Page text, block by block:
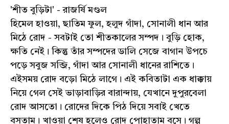
'শীত বুড়িটা' - রাজর্ষি মণ্ডল
হিমেল হাওয়া, ছাতিম ফুল, হলুদ গাঁদা, সোনালী ধান আর
মিঠে রোদ - সবটাই তো শীতকালের সম্পদ। বুড়ি হোক,
ক্ষতি নেই। কিন্তু তাঁর সম্পদের ডালি সেজে বাগান উপচে
পড়ে সবুজ সব্জি, গাঁদা আর সোনালী ধানের রাশিতে।
এইসময় রোদ বড়ো মিঠে লাগে। এই কবিতাটা এক ধাক্কায়
নিয়ে গেল সেই ভাড়াবাড়ির বারান্দায়, যেখানে দুপুরবেলা
রোদ আসতো। রোদের দিকে পিঠ দিয়ে সবাই খেতে
বসতাম। খাওয়া শেষ হলেও রোদ পোহাতাম বসে। গল্প